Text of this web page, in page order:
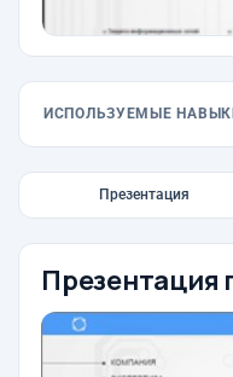
ИСПОЛЬЗУЕМЫЕ
Презентация
Презентация